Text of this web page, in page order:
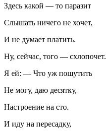
Здесь какой — то паразит
Слышать ничего не хочет,
И не думает платить.
Ну, сейчас, того — схлопочет.
Я ей: — Что уж пошутить
Не могу, даю десятку,
Настроение на сто.
И иду на пересадку,